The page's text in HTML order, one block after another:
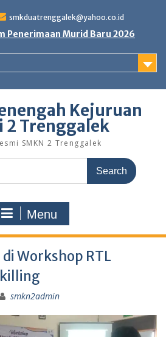
smkduatrenggalek@yahoo.co.id
Penerimaan Murid Baru 2026
Kejuruan
2 Trenggalek
SMKN 2 Trenggalek
Menu
Workshop RTL
smkn2admin